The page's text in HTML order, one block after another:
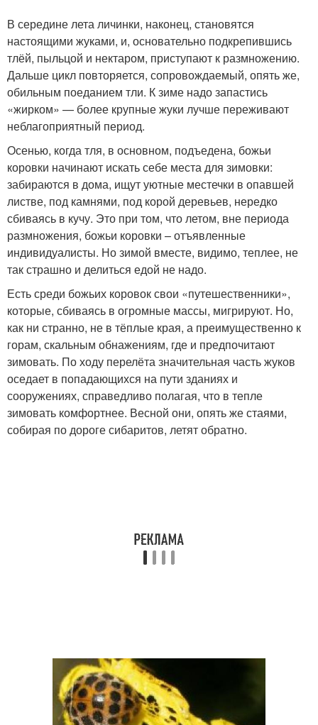
В середине лета личинки, наконец, становятся
настоящими жуками, и, основательно подкрепившись
тлёй, пыльцой и нектаром, приступают к размножению.
Дальше цикл повторяется, сопровождаемый, опять же,
обильным поеданием тли. К зиме надо запастись
«жирком» — более крупные жуки лучше переживают
неблагоприятный период.
Осенью, когда тля, в основном, подъедена, божьи
коровки начинают искать себе места для зимовки:
забираются в дома, ищут уютные местечки в опавшей
листве, под камнями, под корой деревьев, нередко
сбиваясь в кучу. Это при том, что летом, вне периода
размножения, божьи коровки – отъявленные
индивидуалисты. Но зимой вместе, видимо, теплее, не
так страшно и делиться едой не надо.
Есть среди божьих коровок свои «путешественники»,
которые, сбиваясь в огромные массы, мигрируют. Но,
как ни странно, не в тёплые края, а преимущественно к
горам, скальным обнажениям, где и предпочитают
зимовать. По ходу перелёта значительная часть жуков
оседает в попадающихся на пути зданиях и
сооружениях, справедливо полагая, что в тепле
зимовать комфортнее. Весной они, опять же стаями,
собирая по дороге сибаритов, летят обратно.